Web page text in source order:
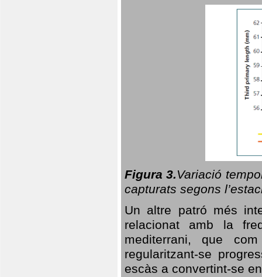
Figura 3.Variació
capturats segons
Un altre patró més
relacionat amb la
mediterrani, que
regularitzant-se
escàs a convertint-se